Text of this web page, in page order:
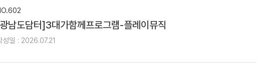
남도담터]3대가함께프로그램-플레이뮤직
성일 : 2026.07.21